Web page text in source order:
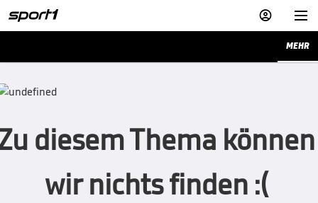


MEHR
diesem Thema können
wir nichts finden :(